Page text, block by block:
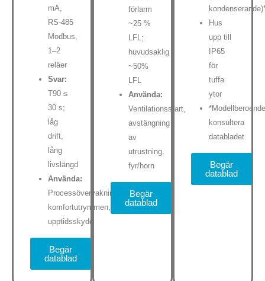
mA,
RS-485
Modbus,
1–2
reläer
Svar:
T90 ≤
30 s;
låg
drift,
lång
livslängd
Använda:
Processövervakning,
komfortutrymmen,
upptidsskydd
Begär
datablad
förlarm
~25 %
LFL;
huvudsaklig
~50%
LFL
Använda:
Ventilationsstart,
avstängning
av
utrustning,
fyr/horn
Begär
datablad
Hus
upp till
IP65
för
tuffa
ytor
konsultera
databladet
Begär
datablad